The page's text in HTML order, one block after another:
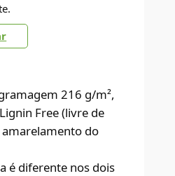
216 g/m²,
Free (livre de
do
é diferente nos dois